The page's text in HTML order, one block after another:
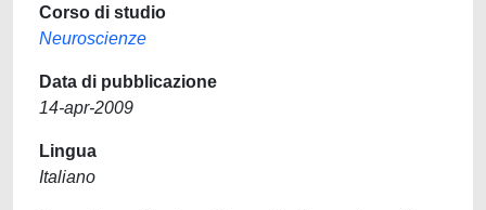
Corso di studio
Neuroscienze
Data di pubblicazione
14-apr-2009
Lingua
Italiano